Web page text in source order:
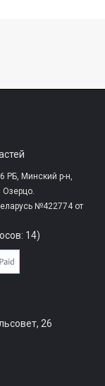
РБ, Минский р-н,
№422774 от
14)
26